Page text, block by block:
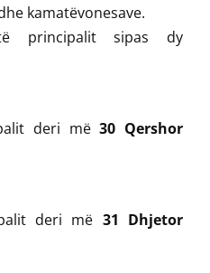
kamatëvonesave.
principalit sipas dy
deri më30 Qershor
deri më 31 Dhjetor